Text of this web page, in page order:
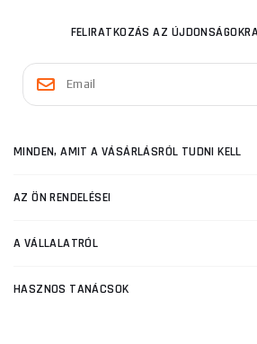
FELIRATKOZÁS AZ
MINDEN, AMIT A VÁSÁRLÁSRÓL TUDNI KELL
AZ ÖN RENDELÉSEI
A VÁLLALATRÓL
HASZNOS TANÁCSOK